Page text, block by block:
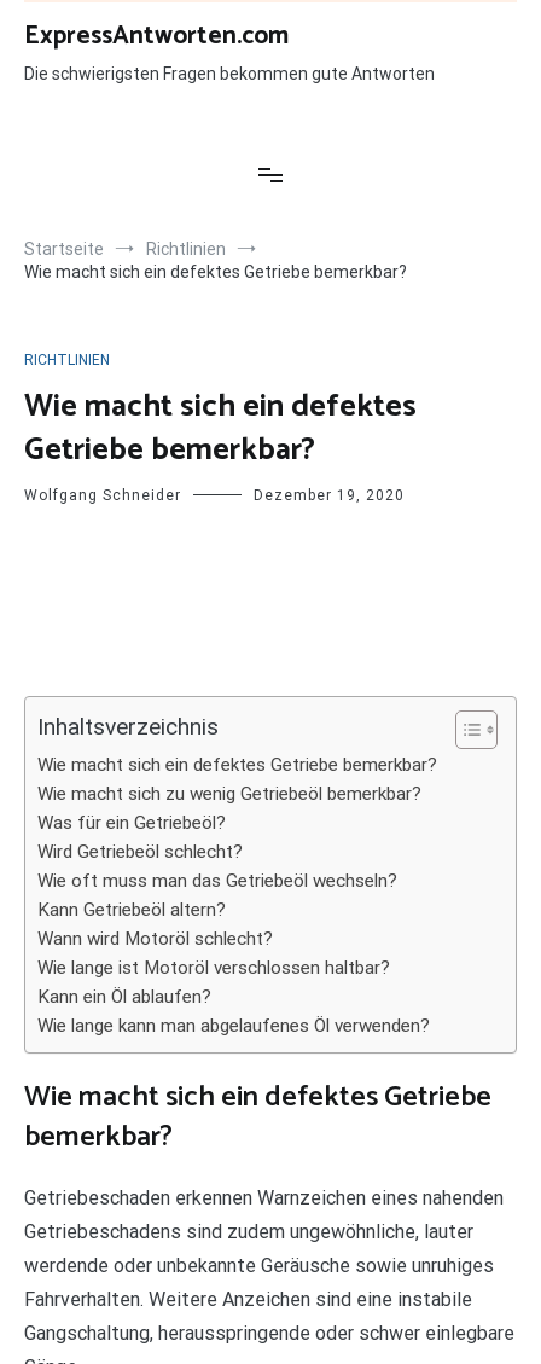
Zum
Inhalt
springen
ExpressAntworten.com
Die schwierigsten Fragen bekommen gute Antworten
Startseite
Richtlinien
Wie macht sich ein defektes Getriebe bemerkbar?
RICHTLINIEN
Wie macht sich ein defektes
Getriebe bemerkbar?
Wolfgang Schneider Dezember 19, 2020
Inhaltsverzeichnis
Wie macht sich ein defektes Getriebe bemerkbar?
Wie macht sich zu wenig Getriebeöl bemerkbar?
Was für ein Getriebeöl?
Wird Getriebeöl schlecht?
Wie oft muss man das Getriebeöl wechseln?
Kann Getriebeöl altern?
Wann wird Motoröl schlecht?
Wie lange ist Motoröl verschlossen haltbar?
Kann ein Öl ablaufen?
Wie lange kann man abgelaufenes Öl verwenden?
Wie macht sich ein defektes Getriebe
bemerkbar?
Getriebeschaden erkennen Warnzeichen eines nahenden
Getriebeschadens sind zudem ungewöhnliche, lauter
werdende oder unbekannte Geräusche sowie unruhiges
Fahrverhalten. Weitere Anzeichen sind eine instabile
Gangschaltung, herausspringende oder schwer einlegbare